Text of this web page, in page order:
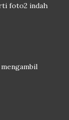
foto2 indah